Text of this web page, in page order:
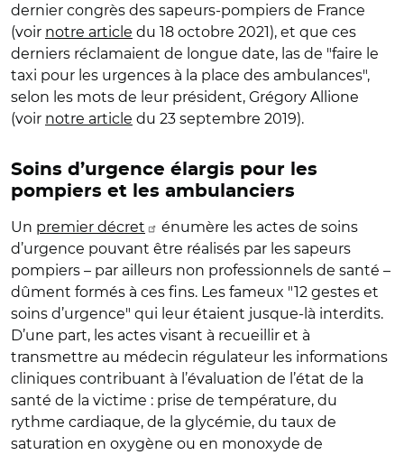
dernier congrès des sapeurs-pompiers de France
(voir notre article du 18 octobre 2021), et que ces
derniers réclamaient de longue date, las de "faire le
taxi pour les urgences à la place des ambulances",
selon les mots de leur président, Grégory Allione
(voir notre article du 23 septembre 2019).
Soins d’urgence élargis pour les
pompiers et les ambulanciers
Un premier décret
énumère les actes de soins
d’urgence pouvant être réalisés par les sapeurs
pompiers – par ailleurs non professionnels de santé –
dûment formés à ces fins. Les fameux "12 gestes et
soins d’urgence" qui leur étaient jusque-là interdits.
D’une part, les actes visant à recueillir et à
transmettre au médecin régulateur les informations
cliniques contribuant à l’évaluation de l’état de la
santé de la victime : prise de température, du
rythme cardiaque, de la glycémie, du taux de
saturation en oxygène ou en monoxyde de